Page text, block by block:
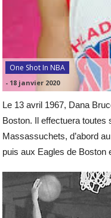
One Shot In NBA
- 18 janvier 2020
Le 13 avril 1967, Dana
Boston. Il effectuera
Massassuchets, d’abord
puis aux Eagles de Boston